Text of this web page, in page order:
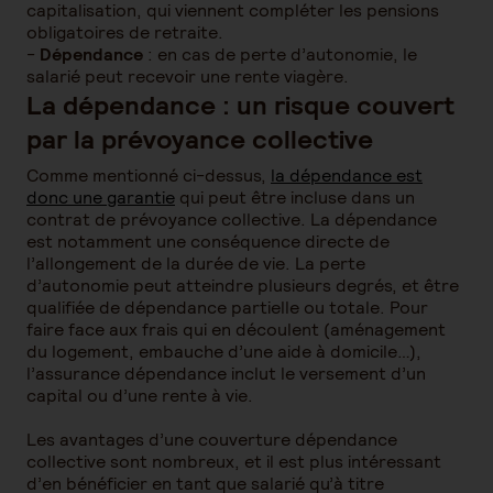
capitalisation, qui viennent compléter les pensions
obligatoires de retraite.
- Dépendance : en cas de perte d’autonomie, le
salarié peut recevoir une rente viagère.
La dépendance : un risque couvert
par la prévoyance collective
Comme mentionné ci-dessus, la dépendance est
donc une garantie qui peut être incluse dans un
contrat de prévoyance collective. La dépendance
est notamment une conséquence directe de
l’allongement de la durée de vie. La perte
d’autonomie peut atteindre plusieurs degrés, et être
qualifiée de dépendance partielle ou totale. Pour
faire face aux frais qui en découlent (aménagement
du logement, embauche d’une aide à domicile…),
l’assurance dépendance inclut le versement d’un
capital ou d’une rente à vie.
Les avantages d’une couverture dépendance
collective sont nombreux, et il est plus intéressant
d’en bénéficier en tant que salarié qu’à titre